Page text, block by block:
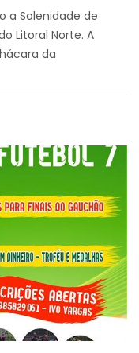
a Solenidade de
Litoral Norte. A
da